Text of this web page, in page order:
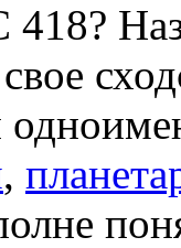
418?
свое
,